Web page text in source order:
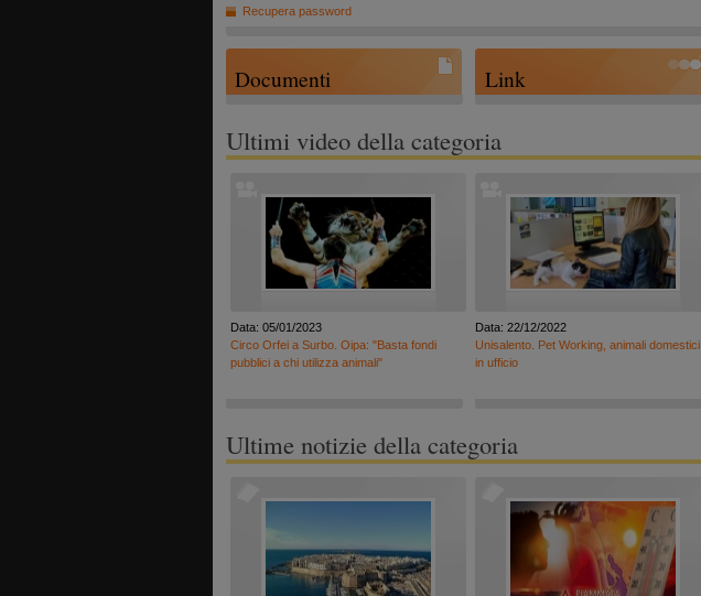
Recupera password
Documenti Link
Ultimi video della categoria
Data: 05/01/2023
Circo Orfei a Surbo. Oipa: "Basta fondi
pubblici a chi utilizza animali"
Data: 22/12/2022
Unisalento. Pet Working, animali domestici
in ufficio
Ultime notizie della categoria